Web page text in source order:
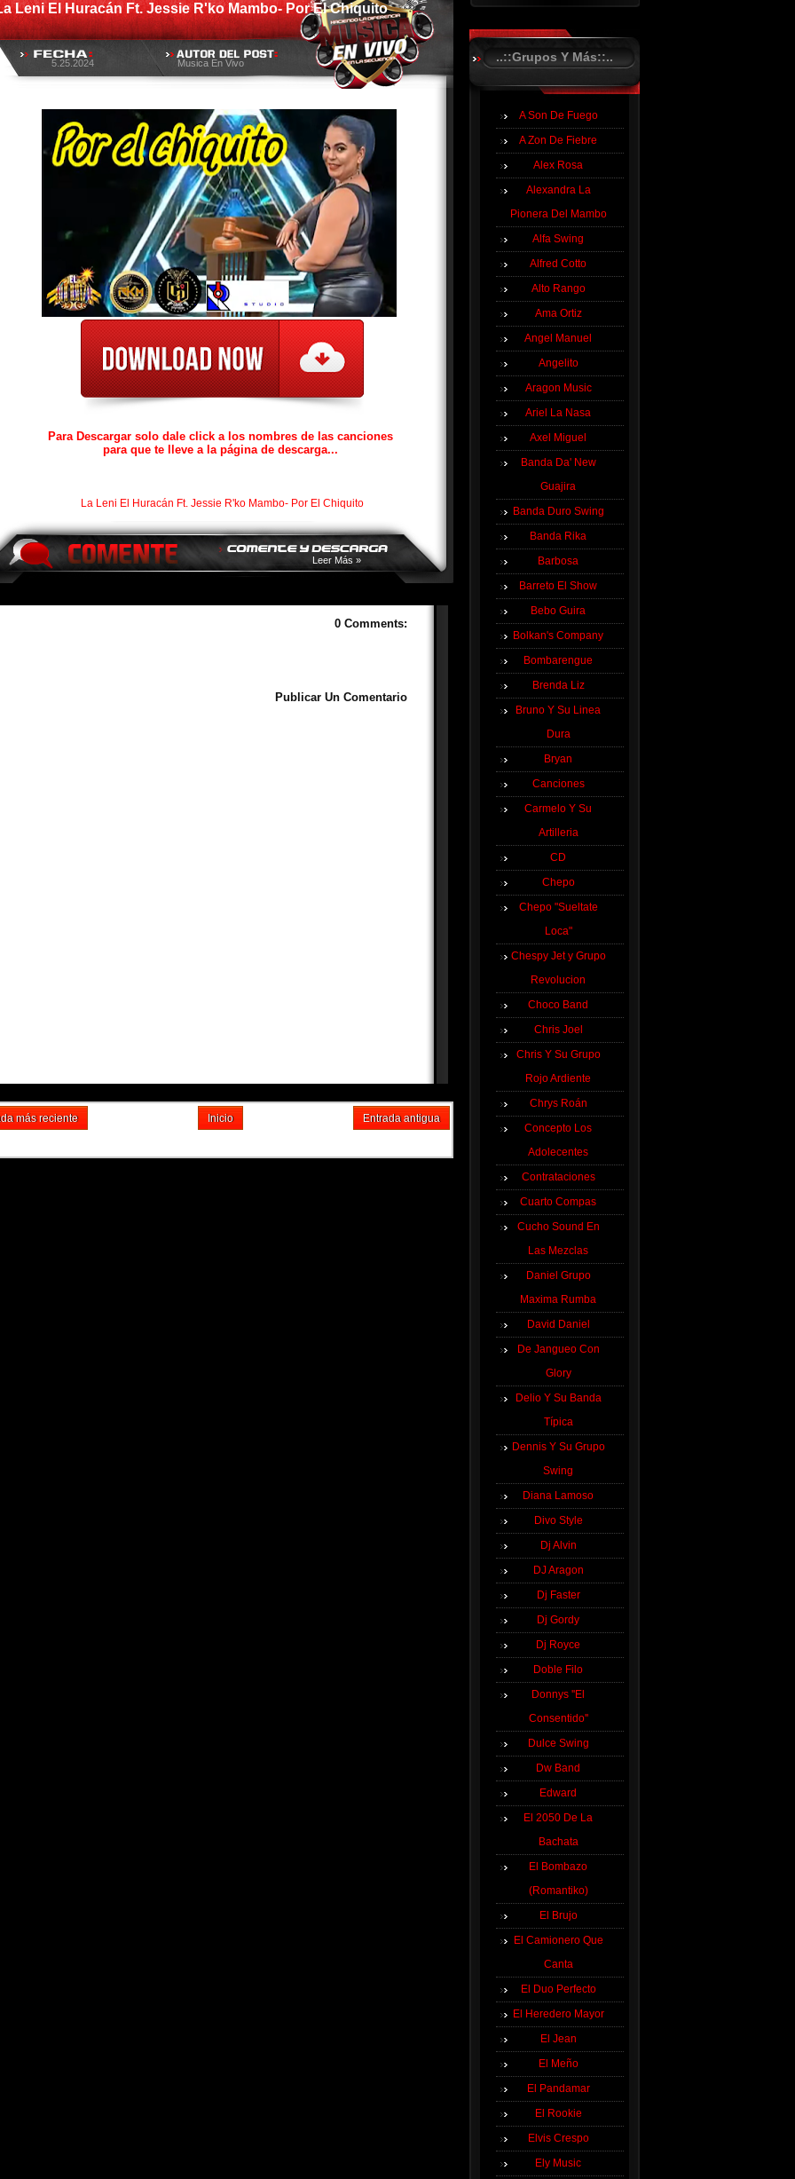
Leni El Huracán Ft. Jessie R'ko Mambo- Por El Chiquito
5.25.2024 Musica En Vivo
Para Descargar solo dale click a los nombres de las canciones
para que te lleve a la página de descarga...
La Leni El Huracán Ft. Jessie R'ko Mambo- Por El Chiquito
Leer Más »
0 Comments:
Publicar Un Comentario
más reciente Entrada antigua
Inicio
..::Grupos Y Más::..
A Son De Fuego
A Zon De Fiebre
Alex Rosa
Alexandra La
Pionera Del Mambo
Alfa Swing
Alfred Cotto
Alto Rango
Ama Ortiz
Angel Manuel
Angelito
Aragon Music
Ariel La Nasa
Axel Miguel
Banda Da' New
Guajira
Banda Duro Swing
Banda Rika
Barbosa
Barreto El Show
Bebo Guira
Bolkan's Company
Bombarengue
Brenda Liz
Bruno Y Su Linea
Dura
Bryan
Canciones
Carmelo Y Su
Artilleria
CD
Chepo
Chepo "Sueltate
Loca"
Chespy Jet y Grupo
Revolucion
Choco Band
Chris Joel
Chris Y Su Grupo
Rojo Ardiente
Chrys Roán
Concepto Los
Adolecentes
Contrataciones
Cuarto Compas
Cucho Sound En
Las Mezclas
Daniel Grupo
Maxima Rumba
David Daniel
De Jangueo Con
Glory
Delio Y Su Banda
Típica
Dennis Y Su Grupo
Swing
Diana Lamoso
Divo Style
Dj Alvin
DJ Aragon
Dj Faster
Dj Gordy
Dj Royce
Doble Filo
Donnys ''El
Consentido''
Dulce Swing
Dw Band
Edward
El 2050 De La
Bachata
El Bombazo
(Romantiko)
El Brujo
El Camionero Que
Canta
El Duo Perfecto
El Heredero Mayor
El Jean
El Meño
El Pandamar
El Rookie
Elvis Crespo
Ely Music